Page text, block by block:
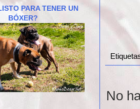
No
PARA TENER UN
BÓXER?